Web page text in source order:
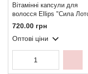
Вітамінні капсули для
волосся Ellips "Сила
50 шт
720.00 грн
Оптові ціни